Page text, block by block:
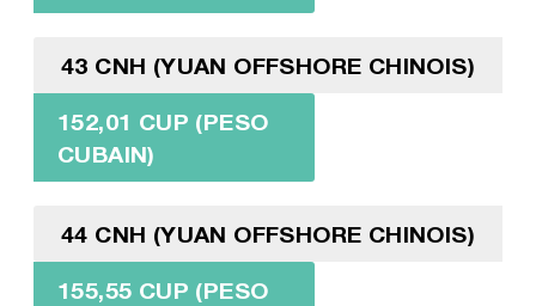
43 CNH (YUAN OFFSHORE CHINOIS)
152,01 CUP (PESO
CUBAIN)
44 CNH (YUAN OFFSHORE CHINOIS)
155,55 CUP (PESO